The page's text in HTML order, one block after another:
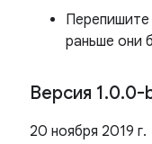
раньше они
Версия 1.0.0-
20 ноября 2019 г.